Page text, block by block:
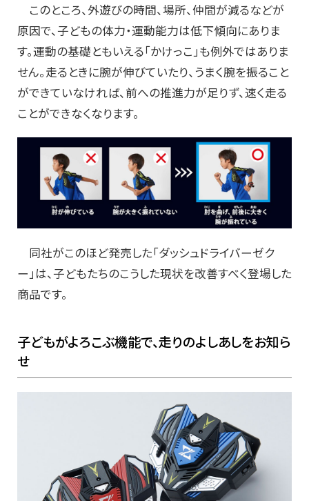
このところ、外遊びの時間、場所、仲間が減るなどが
原因で、子どもの体力・運動能力は低下傾向にありま
す。運動の基礎ともいえる「かけっこ」も例外ではありま
せん。走るときに腕が伸びていたり、うまく腕を振ること
ができていなければ、前への推進力が足りず、速く走る
ことができなくなります。
同社がこのほど発売した「ダッシュドライバーゼク
ー」は、子どもたちのこうした現状を改善すべく登場した
商品です。
子どもがよろこぶ機能で、走りのよしあしをお知ら
せ